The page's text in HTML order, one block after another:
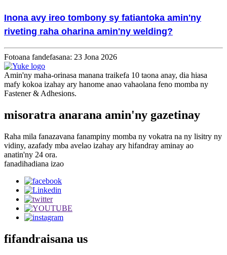
Inona avy ireo tombony sy fatiantoka amin'ny
riveting raha oharina amin'ny welding?
Fotoana fandefasana: 23 Jona 2026
Amin'ny maha-orinasa manana traikefa 10 taona anay, dia hiasa
mafy kokoa izahay ary hanome anao vahaolana feno momba ny
Fastener & Adhesions.
misoratra anarana amin'ny gazetinay
Raha mila fanazavana fanampiny momba ny vokatra na ny lisitry ny
vidiny, azafady mba avelao izahay ary hifandray aminay ao
anatin'ny 24 ora.
fanadihadiana izao
fifandraisana us